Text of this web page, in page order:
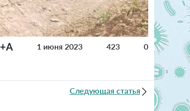
+A 1 июня 2023 423 0
Следующая статья